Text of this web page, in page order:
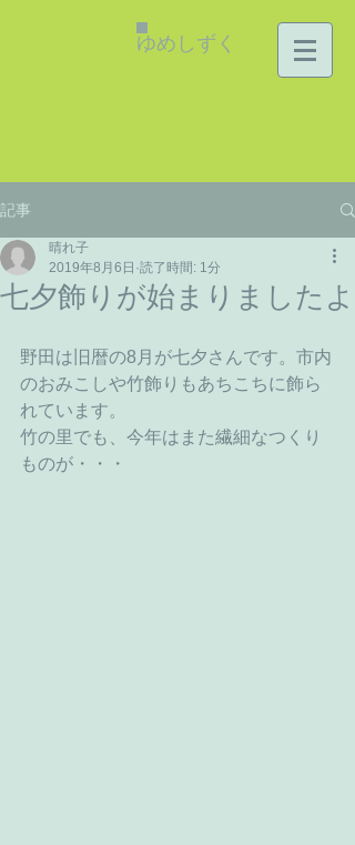
ゆめしずく
記事
七夕飾りが始まりましたよ
晴れ子
2019年8月6日 読了時間: 1分
野田は旧暦の8月が七夕さんです。市内
のおみこしや竹飾りもあちこちに飾ら
れています。
竹の里でも、今年はまた繊細なつくり
ものが・・・